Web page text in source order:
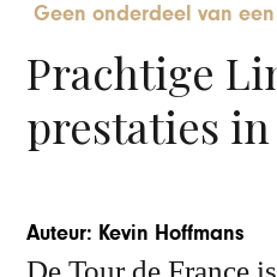
Geen onderdeel van
Prachtige
prestaties
Auteur: Kevin Hoffmans
De Tour de France